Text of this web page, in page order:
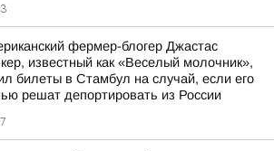
фермер-блогер Джастас
известный как «Веселый молочник»,
билеты в Стамбул на случай, если его
решат депортировать из России